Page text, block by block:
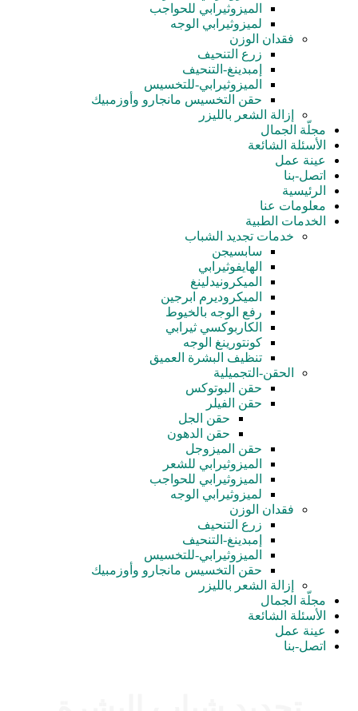
الميزوثيرابي للحواجب
لميزوثيرابي الوجه
فقدان الوزن
زرع التنحيف
إمبدينغ-التنحيف
الميزوثيرابي-للتخسيس
حقن التخسيس مانجارو وأوزمبيك
إزالة الشعر بالليزر
مجلّة الجمال
الأسئلة الشائعة
عينة عمل
اتصل-بنا
الرئيسية
معلومات عنا
الخدمات الطبية
خدمات تجدید الشباب
سابسيجن
الهايفوثيرابي
الميكرونيدلينغ
الميكروديرم ابرجين
رفع الوجه بالخيوط
الكاربوكسي ثيرابي
كونتورينغ الوجه
تنظيف البشرة العميق
الحقن-التجميلية
حقن البوتوكس
حقن الفيلر
حقن الجل
حقن الدهون
حقن الميزوجل
الميزوثيرابي للشعر
الميزوثيرابي للحواجب
لميزوثيرابي الوجه
فقدان الوزن
زرع التنحيف
إمبدينغ-التنحيف
الميزوثيرابي-للتخسيس
حقن التخسيس مانجارو وأوزمبيك
إزالة الشعر بالليزر
مجلّة الجمال
الأسئلة الشائعة
عينة عمل
اتصل-بنا